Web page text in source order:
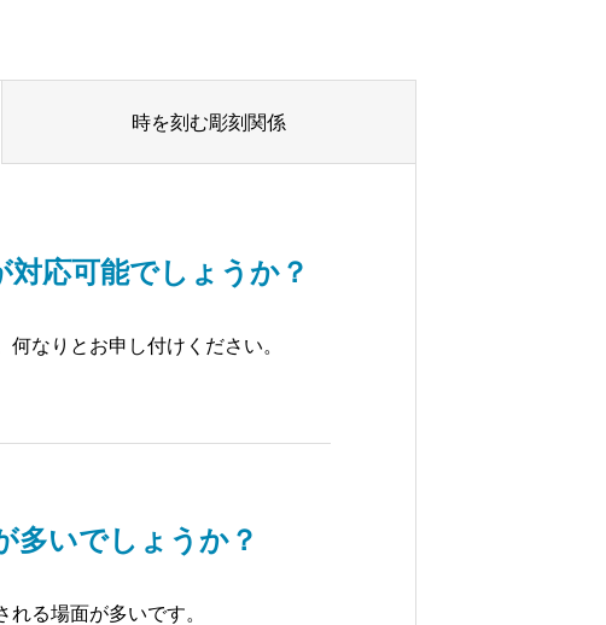
時を刻む彫刻関係
応可能でしょうか？
なりとお申し付けください。
多いでしょうか？
る場面が多いです。